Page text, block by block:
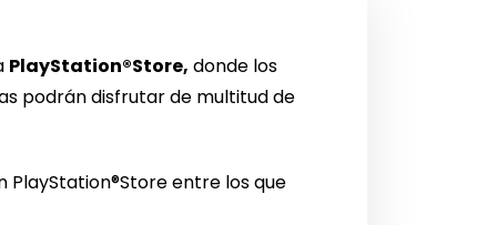
PlayStation®Store, donde los
podrán disfrutar de multitud de
PlayStation®Store entre los que